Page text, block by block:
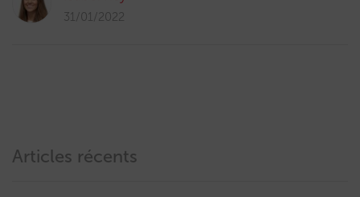
31/01/2022
Articles récents